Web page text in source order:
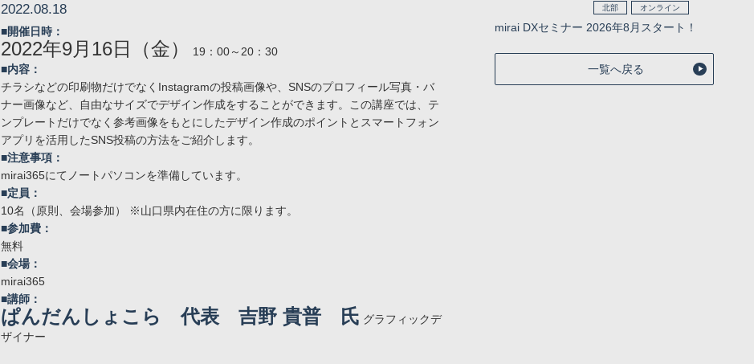
2022.08.18
■開催日時：
2022年9月16日（金）
19：00～20：30
■内容：
チラシなどの印刷物だけでなくInstagramの投稿画像や、SNSのプロフィール写真・バ
ナー画像など、自由なサイズでデザイン作成をすることができます。この講座では、テ
ンプレートだけでなく参考画像をもとにしたデザイン作成のポイントとスマートフォン
アプリを活用したSNS投稿の方法をご紹介します。
■注意事項：
mirai365にてノートパソコンを準備しています。
■定員：
10名（原則、会場参加） ※山口県内在住の方に限ります。
■参加費：
無料
■会場：
mirai365
■講師：
ぱんだんしょこら 代表 吉野 貴普 氏 グラフィックデ
ザイナー
北部
オンライン
mirai DXセミナー 2026年8月スタート！
一覧へ戻る